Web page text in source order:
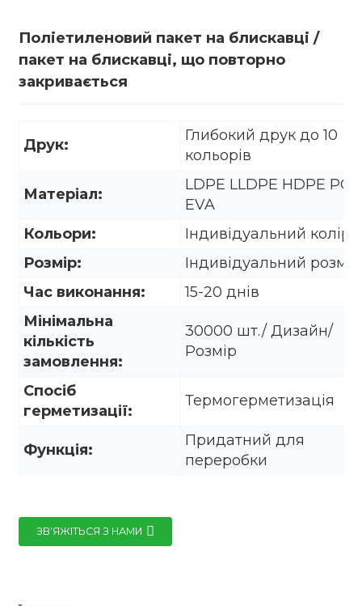
Поліетиленовий пакет на блискавці /
пакет на блискавці, що повторно
закривається
Друк:
Глибокий друк до 10
кольорів
Матеріал:
LDPE LLDPE HDPE PO
EVA
Кольори:
Індивідуальний колір
Розмір:
Індивідуальний розмір
Час виконання:
15-20 днів
Мінімальна
кількість
замовлення:
30000 шт./ Дизайн/
Розмір
Спосіб
герметизації:
Термогерметизація
Функція:
Придатний для
переробки
ЗВ'ЯЖІТЬСЯ З НАМИ